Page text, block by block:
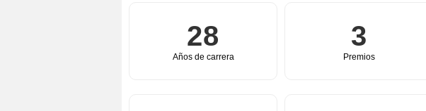
28
Años de carrera
3
Premios